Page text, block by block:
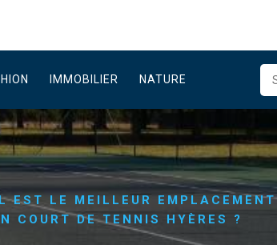
IMMOBILIER NATURE
EST LE MEILLEUR EMPLACEMENT
COURT DE TENNIS HYÈRES ?